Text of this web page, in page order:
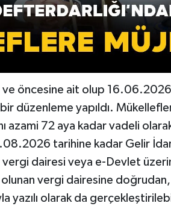
öncesine ait olup 16.06.2026
düzenleme yapıldı.
azami 72 aya kadar vadeli
tarihine kadar Gelir
vergi dairesi veya e-Devlet
vergi dairesine
yazılı olarak da